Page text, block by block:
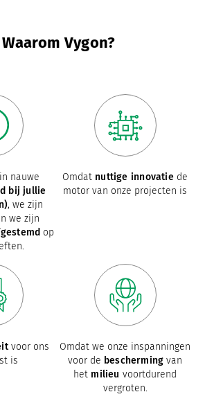
Waarom Vygon?
nauwe
bij jullie
, we zijn
we zijn
op
Omdat nuttige innovatiede
motor van onze projecten is
voor ons
is
Omdat we onze inspanningen
voor de bescherming van
het milieu voortdurend
vergroten.